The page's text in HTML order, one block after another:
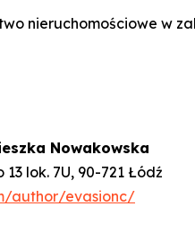
nieruchomościowe w
Nowakowska
13 lok. 7U, 90-721 Łódź
author/evasionc/